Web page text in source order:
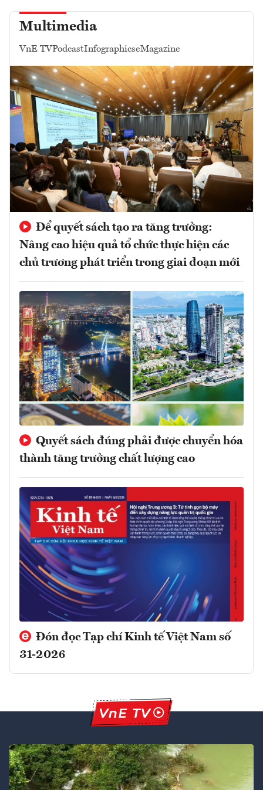
Multimedia
VnE TVPodcastInfographicseMagazine
Để quyết sách tạo ra tăng trưởng:
Nâng cao hiệu quả tổ chức thực hiện các
chủ trương phát triển trong giai đoạn mới
Quyết sách đúng phải được chuyển hóa
thành tăng trưởng chất lượng cao
Đón đọc Tạp chí Kinh tế Việt Nam số
31-2026